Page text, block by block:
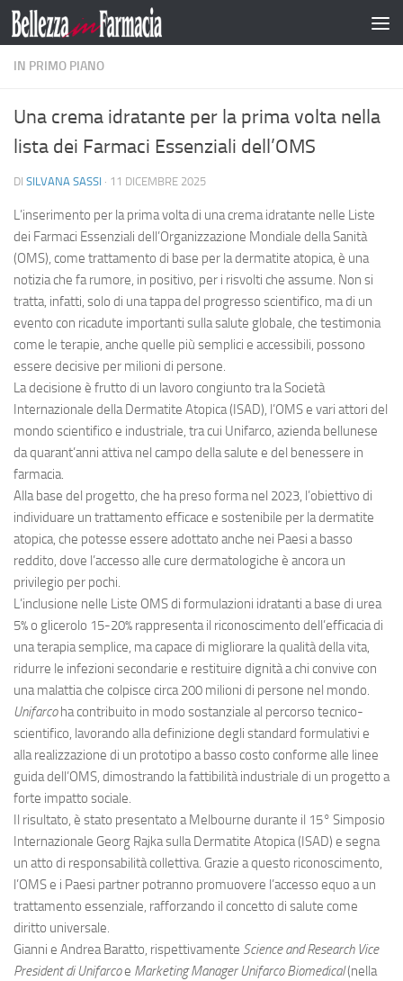
Salta al contenuto
IN PRIMO PIANO
Una crema idratante per la prima volta nella
lista dei Farmaci Essenziali dell’OMS
DI SILVANA SASSI · 11 DICEMBRE 2025
L’inserimento per la prima volta di una crema idratante nelle Liste
dei Farmaci Essenziali dell’Organizzazione Mondiale della Sanità
(OMS), come trattamento di base per la dermatite atopica, è una
notizia che fa rumore, in positivo, per i risvolti che assume. Non si
tratta, infatti, solo di una tappa del progresso scientifico, ma di un
evento con ricadute importanti sulla salute globale, che testimonia
come le terapie, anche quelle più semplici e accessibili, possono
essere decisive per milioni di persone.
La decisione è frutto di un lavoro congiunto tra la Società
Internazionale della Dermatite Atopica (ISAD), l’OMS e vari attori del
mondo scientifico e industriale, tra cui Unifarco, azienda bellunese
da quarant’anni attiva nel campo della salute e del benessere in
farmacia.
Alla base del progetto, che ha preso forma nel 2023, l’obiettivo di
individuare un trattamento efficace e sostenibile per la dermatite
atopica, che potesse essere adottato anche nei Paesi a basso
reddito, dove l’accesso alle cure dermatologiche è ancora un
privilegio per pochi.
L’inclusione nelle Liste OMS di formulazioni idratanti a base di urea
5% o glicerolo 15-20% rappresenta il riconoscimento dell’efficacia di
una terapia semplice, ma capace di migliorare la qualità della vita,
ridurre le infezioni secondarie e restituire dignità a chi convive con
una malattia che colpisce circa 200 milioni di persone nel mondo.
Unifarcoha contribuito in modo sostanziale al percorso tecnico-
scientifico, lavorando alla definizione degli standard formulativi e
alla realizzazione di un prototipo a basso costo conforme alle linee
guida dell’OMS, dimostrando la fattibilità industriale di un progetto a
forte impatto sociale.
Il risultato, è stato presentato a Melbourne durante il 15° Simposio
Internazionale Georg Rajka sulla Dermatite Atopica (ISAD) e segna
un atto di responsabilità collettiva. Grazie a questo riconoscimento,
l’OMS e i Paesi partner potranno promuovere l’accesso equo a un
trattamento essenziale, rafforzando il concetto di salute come
diritto universale.
Gianni e Andrea Baratto, rispettivamente Science and Research Vice
President di Unifarcoe Marketing Manager Unifarco Biomedical(nella